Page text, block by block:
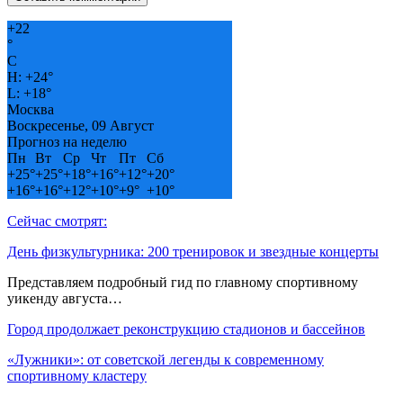
+22
°
C
H: +24°
L: +18°
Москва
Воскресенье, 09 Август
Прогноз на неделю
Пн
Вт Ср Чт Пт
Сб
+25°+25°+18°+16°+12°+20°
+16°+16°+12°+10°+9° +10°
Сейчас смотрят:
День физкультурника: 200 тренировок и звездные концерты
Представляем подробный гид по главному спортивному
уикенду августа…
Город продолжает реконструкцию стадионов и бассейнов
«Лужники»: от советской легенды к современному
спортивному кластеру